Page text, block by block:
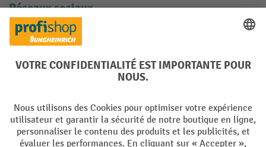
Réseaux sociaux
Facebook
YouTube
LinkedInInstagram